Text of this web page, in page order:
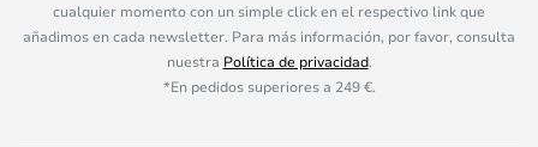
cualquier momento con un simple click en el respectivo link que
añadimos en cada newsletter. Para más información, por favor, consulta
nuestra Política de privacidad.
*En pedidos superiores a 249 €.